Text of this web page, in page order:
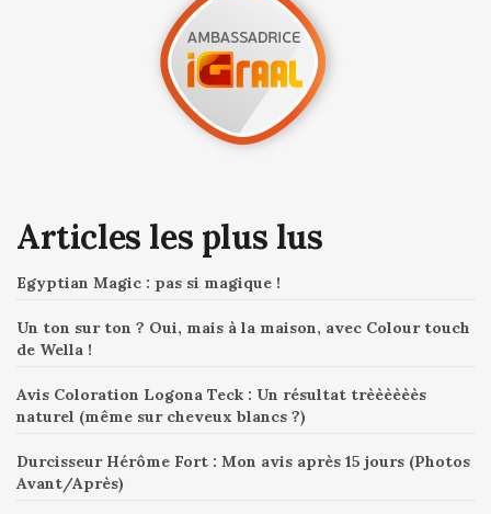
Articles les plus lus
Egyptian Magic : pas si magique !
Un ton sur ton ? Oui, mais à la maison, avec Colour touch
de Wella !
Avis Coloration Logona Teck : Un résultat trèèèèèès
naturel (même sur cheveux blancs ?)
Durcisseur Hérôme Fort : Mon avis après 15 jours (Photos
Avant/Après)